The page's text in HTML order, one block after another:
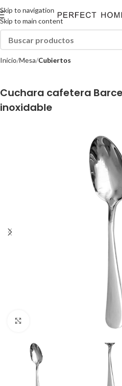
Skip to navigation
Skip to main content
Inicio Mesa Cubiertos
Cuchara cafetera
inoxidable